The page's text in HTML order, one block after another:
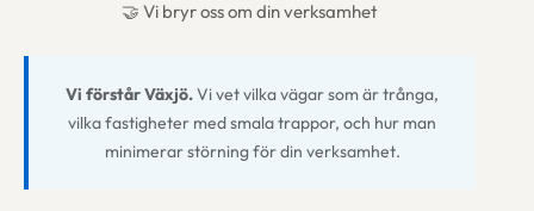
🤝 Vi bryr oss om din verksamhet
Vi förstår Växjö.Vi vet vilka vägar som är trånga,
vilka fastigheter med smala trappor, och hur man
minimerar störning för din verksamhet.